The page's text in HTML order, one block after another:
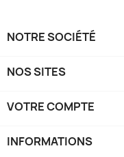
NOTRE SOCIÉTÉ
NOS SITES
VOTRE COMPTE
INFORMATIONS